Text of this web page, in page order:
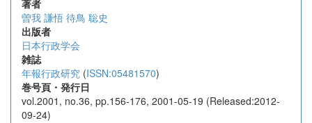
著者
曽我 謙悟 待鳥 聡史
出版者
日本行政学会
雑誌
年報行政研究 (ISSN:05481570)
巻号頁・発行日
vol.2001, no.36, pp.156-176, 2001-05-19 (Released:2012-
09-24)